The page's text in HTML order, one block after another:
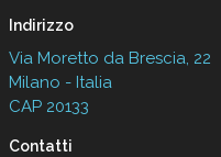
Indirizzo
Via Moretto da Brescia, 22
Milano - Italia
CAP 20133
Contatti